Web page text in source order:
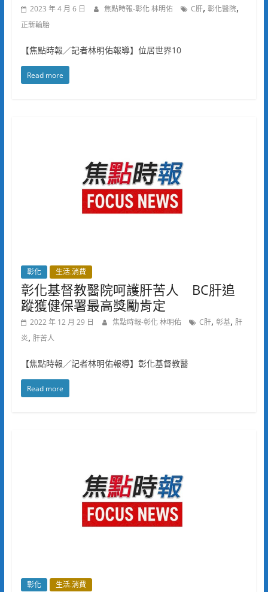
2023 年 4 月 6 日 焦點時報-彰化 林明佑 C肝, 彰化醫院,
正新輪胎
【焦點時報／記者林明佑報導】位居世界10
Read more
彰化 生活.消費
彰化基督教醫院呵護肝苦人 BC肝追
蹤獲健保署最高獎勵肯定
2022 年 12 月 29 日 焦點時報-彰化 林明佑 C肝, 彰基, 肝
炎, 肝苦人
【焦點時報／記者林明佑報導】彰化基督教醫
Read more
彰化 生活.消費